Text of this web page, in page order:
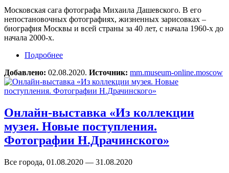
Московская сага фотографа Михаила Дашевского. В его
непостановочных фотографиях, жизненных зарисовках –
биография Москвы и всей страны за 40 лет, с начала 1960-х до
начала 2000-х.
Подробнее
Дашевского»
Добавлено: 02.08.2020. Источник: mm.museum-online.moscow
Онлайн-выставка «Из коллекции
музея. Новые поступления.
Фотографии Н.Драчинского»
Все города, 01.08.2020 — 31.08.2020